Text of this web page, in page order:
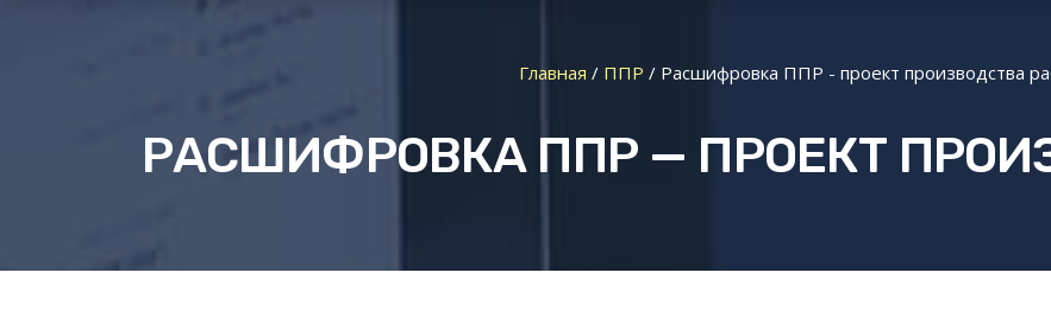
Главная / ППР / Расшифровка ППР - проект производства
РАСШИФРОВКА ППР — ПРОЕКТ